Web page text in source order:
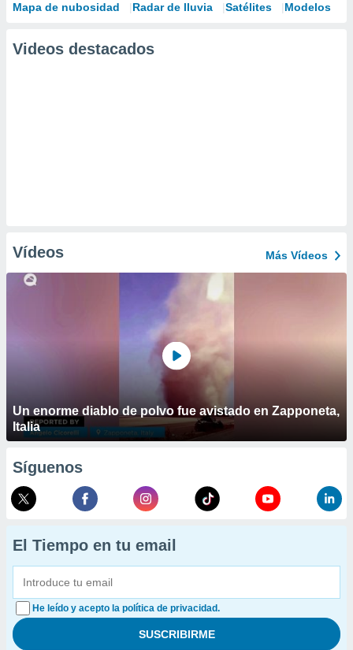
Mapa de nubosidad Radar de lluvia Satélites Modelos
Videos destacados
Vídeos Más Vídeos
Un enorme diablo de polvo fue avistado en Zapponeta,
Italia
Síguenos
El Tiempo en tu email
He leído y acepto la política de privacidad.